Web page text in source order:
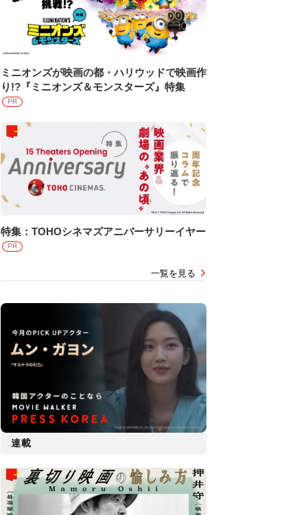
ミニオンズが映画の都・ハリウッドで映画作
り!?『ミニオンズ＆モンスターズ』特集
PR
特集：TOHOシネマズアニバーサリーイヤー
PR
一覧を見る
連載